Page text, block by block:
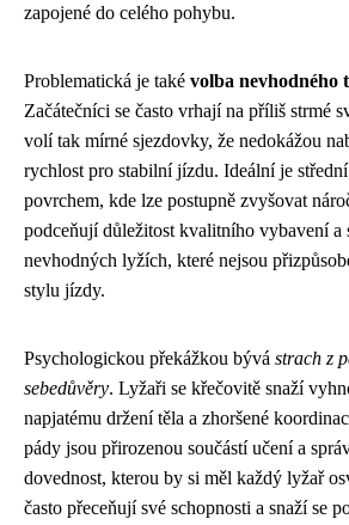
zapojené do celého pohybu.
Problematická je také volba nevhodného
Začátečníci se často vrhají na příliš strmé
volí tak mírné sjezdovky, že nedokážou
rychlost pro stabilní jízdu. Ideální je
povrchem, kde lze postupně zvyšovat
podceňují důležitost kvalitního vybavení a
nevhodných lyžích, které nejsou
stylu jízdy.
Psychologickou překážkou bývá strach z
sebedůvěry. Lyžaři se křečovitě snaží
napjatému držení těla a zhoršené
pády jsou přirozenou součástí učení a
dovednost, kterou by si měl každý lyžař
často přeceňují své schopnosti a snaží se